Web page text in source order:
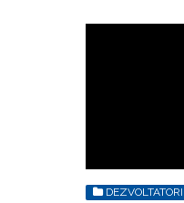
DEZVOLTATORI